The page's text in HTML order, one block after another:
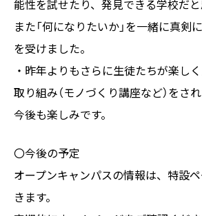
能性を試せたり、発見できる学校だと
また「何になりたいか」を一緒に真剣
を受けました。
・昨年よりもさらに生徒たちが楽し
取り組み（モノづくり講座など）をされ
今後も楽しみです。
〇今後の予定
オープンキャンパスの情報は、特設
きます。